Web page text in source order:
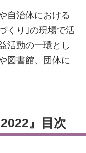
自治体における
くり｣の現場で活
活動の一環とし
図書館、団体に
』目次